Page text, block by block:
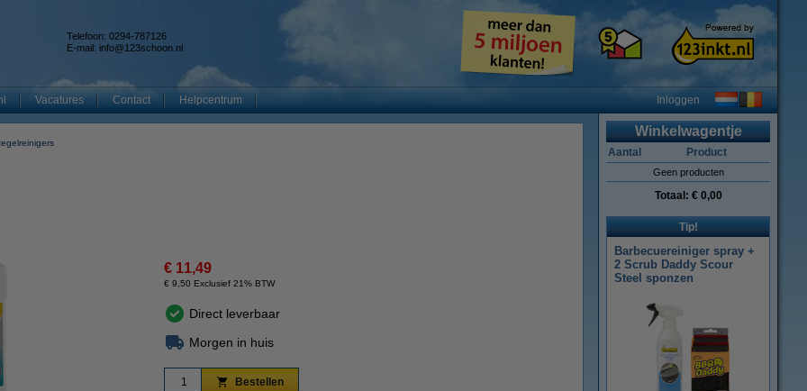
Telefoon: 0294-787126
E-mail: info@123schoon.nl
Vacatures Contact Helpcentrum Inloggen
€ 11,49
€ 9,50 Exclusief 21% BTW
Direct leverbaar
Morgen in huis
Bestellen
Winkelwagentje
Aantal Product
Geen producten
Totaal: € 0,00
Tip!
Barbecuereiniger spray +
2 Scrub Daddy Scour
Steel sponzen